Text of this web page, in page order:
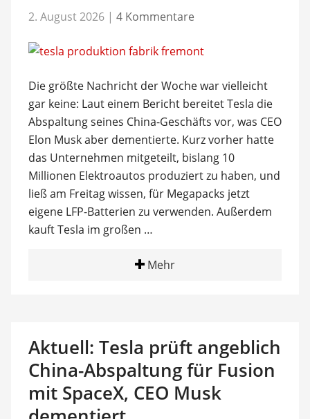
2. August 2026 | 4 Kommentare
Die größte Nachricht der Woche war vielleicht
gar keine: Laut einem Bericht bereitet Tesla die
Abspaltung seines China-Geschäfts vor, was CEO
Elon Musk aber dementierte. Kurz vorher hatte
das Unternehmen mitgeteilt, bislang 10
Millionen Elektroautos produziert zu haben, und
ließ am Freitag wissen, für Megapacks jetzt
eigene LFP-Batterien zu verwenden. Außerdem
kauft Tesla im großen …
Mehr
Aktuell: Tesla prüft angeblich
China-Abspaltung für Fusion
mit SpaceX, CEO Musk